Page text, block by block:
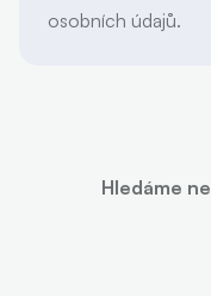
osobních údajů.
Hledáme